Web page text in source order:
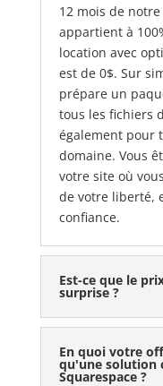
12 mois de
appartient à
location avec
est de 0$. Sur
prépare un
tous les fichiers
également pour
domaine. Vous
votre site où
de votre liberté,
confiance.
Est-ce que le
surprise ?
En quoi votre
qu'une solution
Squarespace ?